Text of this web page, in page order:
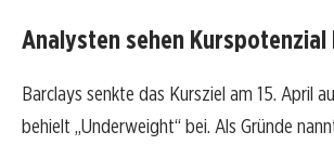
Analysten sehen
Barclays senkte das Kursziel am 15. April
behielt „Underweight“ bei. Als Gründe